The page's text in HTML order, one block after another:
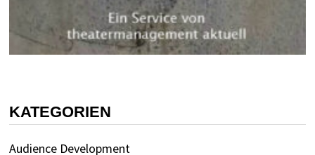
KATEGORIEN
Audience Development